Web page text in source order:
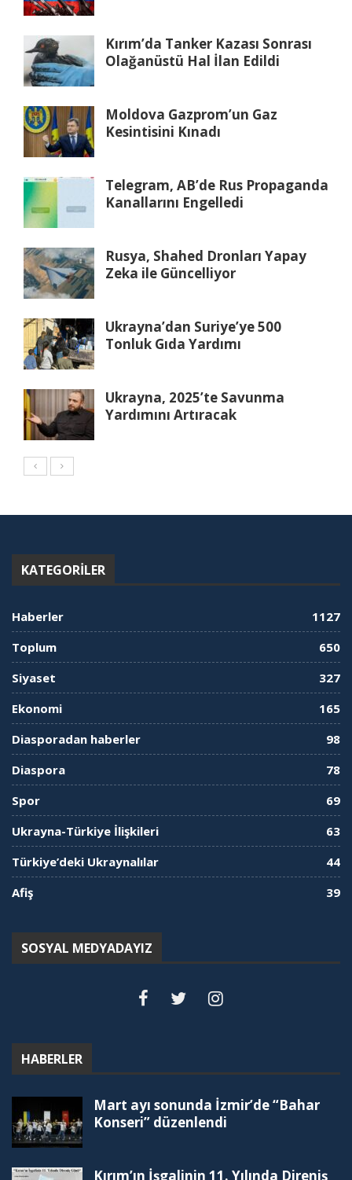
Kırım’da Tanker Kazası Sonrası
Olağanüstü Hal İlan Edildi
Moldova Gazprom’un Gaz
Kesintisini Kınadı
Telegram, AB’de Rus Propaganda
Kanallarını Engelledi
Rusya, Shahed Dronları Yapay
Zeka ile Güncelliyor
Ukrayna’dan Suriye’ye 500
Tonluk Gıda Yardımı
Ukrayna, 2025’te Savunma
Yardımını Artıracak
KATEGORILER
Haberler
1127
Toplum
650
Siyaset
327
Ekonomi
165
Diasporadan haberler
98
Diaspora
78
Spor
69
Ukrayna-Türkiye İlişkileri
63
Türkiye’deki Ukraynalılar
44
Afiş
39
SOSYAL MEDYADAYIZ
HABERLER
Mart ayı sonunda İzmir’de “Bahar
Konseri” düzenlendi
Kırım’ın İşgalinin 11. Yılında Direniş